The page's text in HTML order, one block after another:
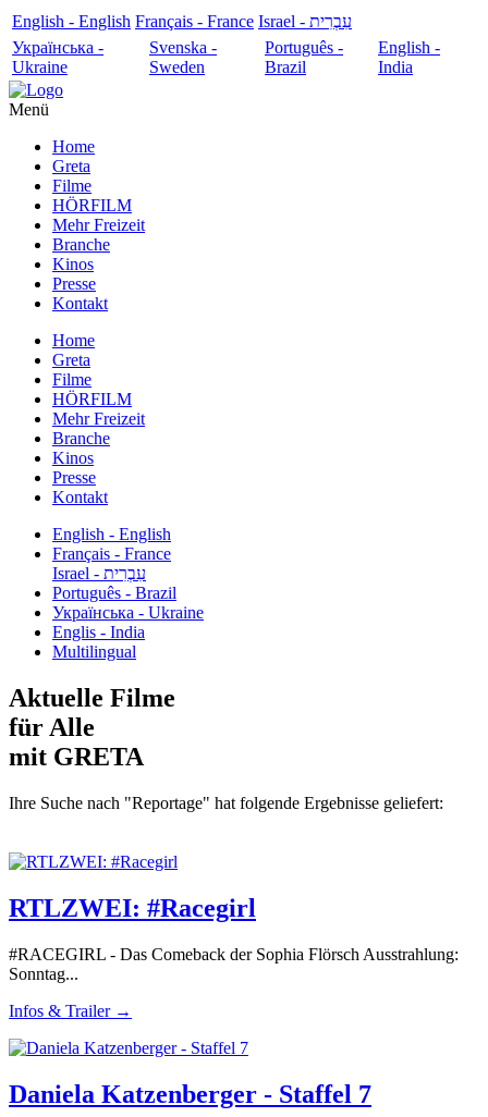
English - English Français - France
עִבְרִית - Israel
Українська -
Ukraine
Svenska -
Sweden
Português -
Brazil
English -
India
Menü
Home
Greta
Filme
HÖRFILM
Mehr Freizeit
Branche
Kinos
Presse
Kontakt
Home
Greta
Filme
HÖRFILM
Mehr Freizeit
Branche
Kinos
Presse
Kontakt
English - English
Français - France
עִבְרִית - Israel
Português - Brazil
Українська - Ukraine
Englis - India
Multilingual
Aktuelle Filme
für Alle
mit GRETA
Ihre Suche nach "Reportage" hat folgende Ergebnisse geliefert:
RTLZWEI: #Racegirl
#RACEGIRL - Das Comeback der Sophia Flörsch Ausstrahlung:
Sonntag...
Infos & Trailer →
Daniela Katzenberger - Staffel 7